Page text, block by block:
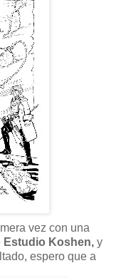
vez con una
Estudio Koshen, y
espero que a